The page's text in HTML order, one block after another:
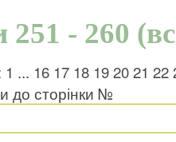
- 260
1 ... 16 17 18 192021 22
до сторінки №